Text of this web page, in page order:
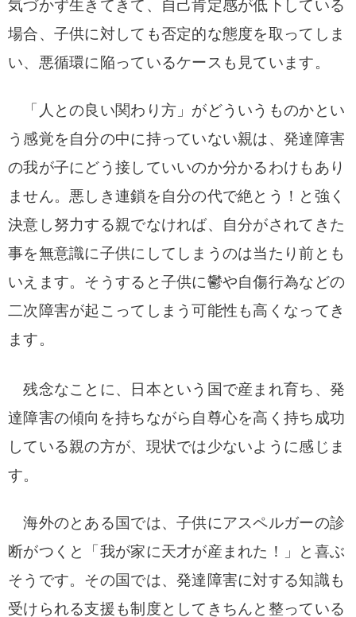
気づかず生きてきて、自己肯定感が低下している
場合、子供に対しても否定的な態度を取ってしま
い、悪循環に陥っているケースも見ています。
「人との良い関わり方」がどういうものかとい
う感覚を自分の中に持っていない親は、発達障害
の我が子にどう接していいのか分かるわけもあり
ません。悪しき連鎖を自分の代で絶とう！と強く
決意し努力する親でなければ、自分がされてきた
事を無意識に子供にしてしまうのは当たり前とも
いえます。そうすると子供に鬱や自傷行為などの
二次障害が起こってしまう可能性も高くなってき
ます。
残念なことに、日本という国で産まれ育ち、発
達障害の傾向を持ちながら自尊心を高く持ち成功
している親の方が、現状では少ないように感じま
す。
海外のとある国では、子供にアスペルガーの診
断がつくと「我が家に天才が産まれた！」と喜ぶ
そうです。その国では、発達障害に対する知識も
受けられる支援も制度としてきちんと整っている